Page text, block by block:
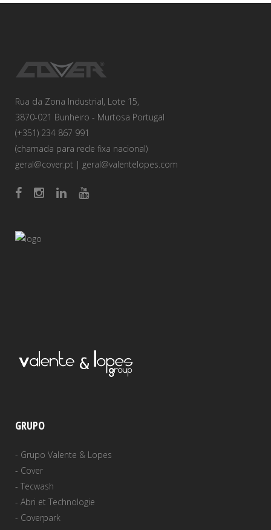
Rua da Zona Industrial, Lote 15,
3870-021 Bunheiro - Murtosa Portugal
(+351) 234 867 991
(chamada para rede fixa nacional)
geral@cover.pt | geral@valentelopes.com
GRUPO
- Grupo Valente & Lopes
- Cover
- Tecwash
- Abri et Technologie
- Coverpark